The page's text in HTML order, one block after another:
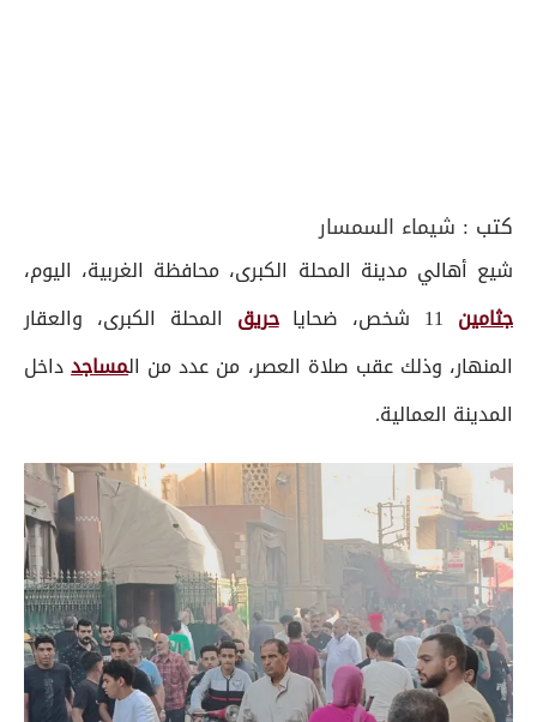
كتب : شيماء السمسار
شيع أهالي مدينة المحلة الكبرى، محافظة الغربية، اليوم،
جثامين
حريق المحلة الكبرى، والعقار
المنهار، وذلك عقب صلاة العصر، من عدد من المساجدداخل
المدينة العمالية.